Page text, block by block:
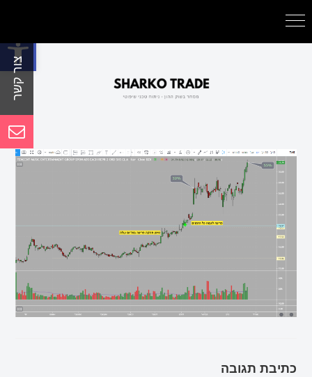
פתח סרגל נגישות
כתיבת תגובה